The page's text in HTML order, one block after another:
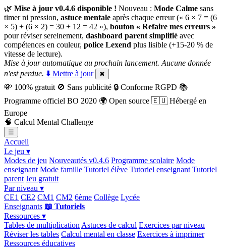
🌿 Mise à jour v0.4.6 disponible ! Nouveau : Mode Calme sans
timer ni pression, astuce mentale après chaque erreur (« 6 × 7 = (6
× 5) + (6 × 2) = 30 + 12 = 42 »), bouton « Refaire mes erreurs »
pour réviser sereinement, dashboard parent simplifié avec
compétences en couleur, police Lexend plus lisible (+15-20 % de
vitesse de lecture).
Mise à jour automatique au prochain lancement. Aucune donnée
n'est perdue. ⬇️ Mettre à jour ✖
💸 100% gratuit 🚫 Sans publicité 🔒 Conforme RGPD 📚
Programme officiel BO 2020 🌍 Open source 🇪🇺 Hébergé en
Europe
🧠 Calcul Mental Challenge
☰
Accueil
Le jeu ▾
Modes de jeu Nouveautés v0.4.6 Programme scolaire Mode
enseignant Mode famille Tutoriel élève Tutoriel enseignant Tutoriel
parent Jeu gratuit
Par niveau ▾
CE1 CE2 CM1 CM2 6ème Collège Lycée
Enseignants 📖 Tutoriels
Ressources ▾
Tables de multiplication Astuces de calcul Exercices par niveau
Réviser les tables Calcul mental en classe Exercices à imprimer
Ressources éducatives